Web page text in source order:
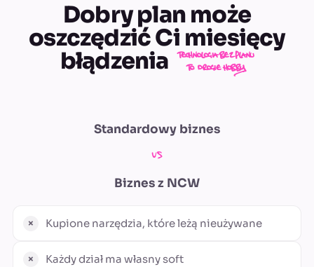
Dobry plan może
oszczędzić Ci miesięcy
błądzenia
technologia bez planu
to drogie hobby
Standardowy biznes
vs
Biznes z NCW
Kupione narzędzia, które leżą nieużywane
Każdy dział ma własny soft